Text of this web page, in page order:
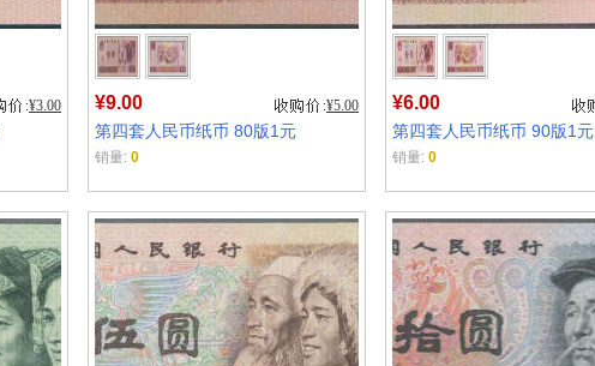
¥3.00 ¥9.00 ¥5.00
第四套人民币纸币 80版1元
销量: 0
¥6.00
第四套人民币纸币 90版1元
销量: 0